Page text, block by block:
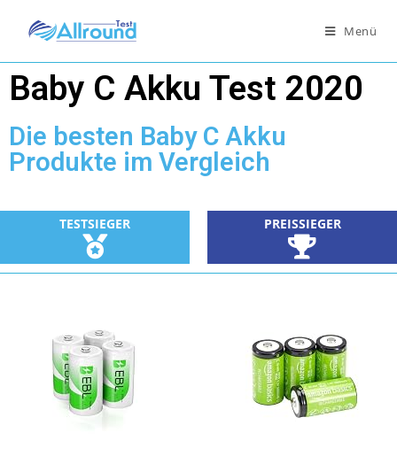
Menü
Baby C Akku Test 2020
Die besten Baby C Akku
Produkte im Vergleich
TESTSIEGER PREISSIEGER